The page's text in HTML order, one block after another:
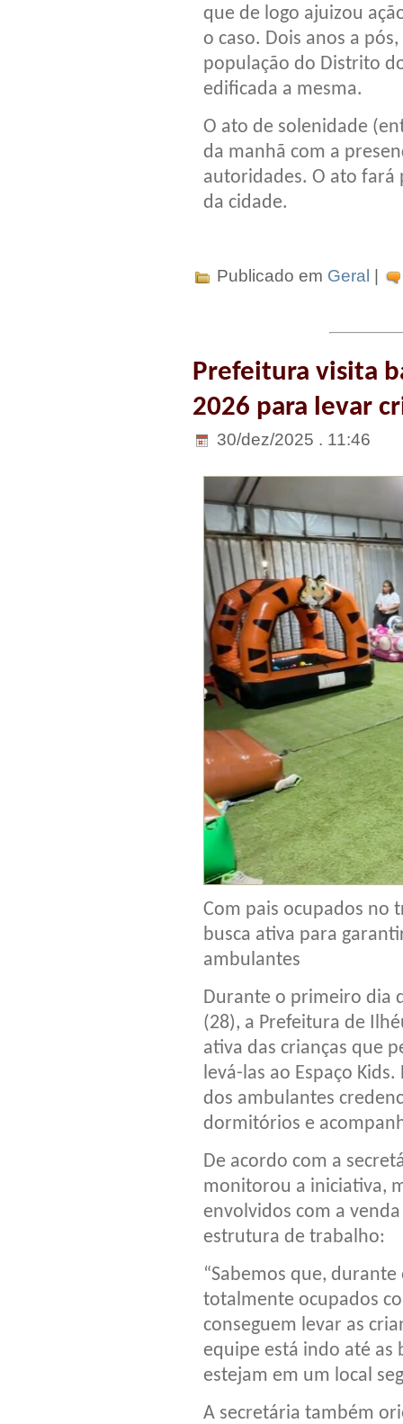
que de logo ajuizou
o caso. Dois anos a
população do Distrito
edificada a mesma.
O ato de solenidade
da manhã com a
autoridades. O ato fará
da cidade.
Publicado em Geral
Prefeitura visita
2026 para levar
30/dez/2025 . 11:46
Com pais ocupados no
busca ativa para
ambulantes
Durante o primeiro dia
(28), a Prefeitura de
ativa das crianças que
levá-las ao Espaço
dos ambulantes
dormitórios e
De acordo com a
monitorou a iniciativa,
envolvidos com a
estrutura de trabalho:
“Sabemos que,
totalmente ocupados
conseguem levar as
equipe está indo até as
estejam em um local
A secretária também